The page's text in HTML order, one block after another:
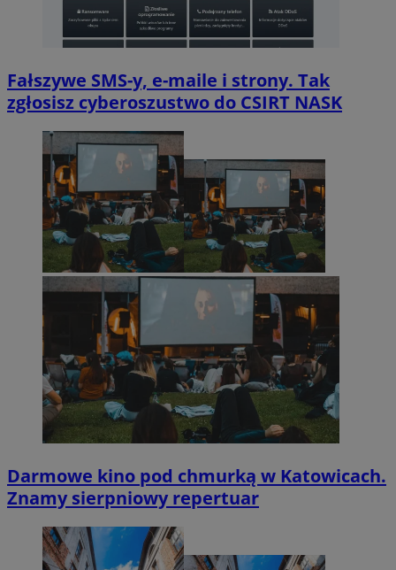
Fałszywe SMS-y, e-maile i strony. Tak
zgłosisz cyberoszustwo do CSIRT NASK
Darmowe kino pod chmurką w Katowicach.
Znamy sierpniowy repertuar